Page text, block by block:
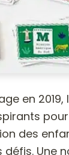
en
pour
des
Une